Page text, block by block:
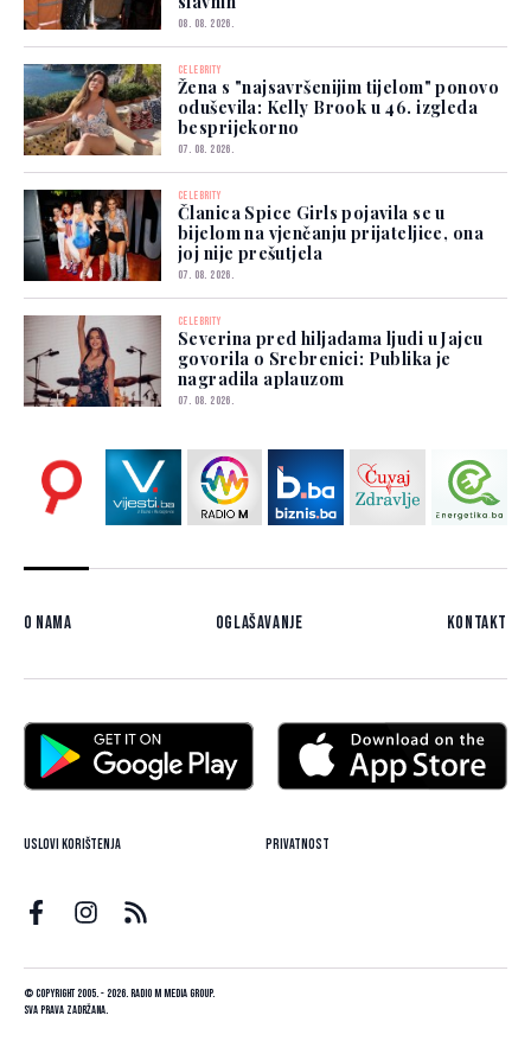
08. 08. 2026.
CELEBRITY
Žena s "najsavršenijim tijelom" ponovo
oduševila: Kelly Brook u 46. izgleda
besprijekorno
07. 08. 2026.
CELEBRITY
Članica Spice Girls pojavila se u
bijelom na vjenčanju prijateljice, ona
joj nije prešutjela
07. 08. 2026.
CELEBRITY
Severina pred hiljadama ljudi u Jajcu
govorila o Srebrenici: Publika je
nagradila aplauzom
07. 08. 2026.
O nama Oglašavanje Kontakt
Uslovi korištenja Privatnost
© Copyright 2005. - 2026. Radio M Media Group.
Sva prava zadržana.